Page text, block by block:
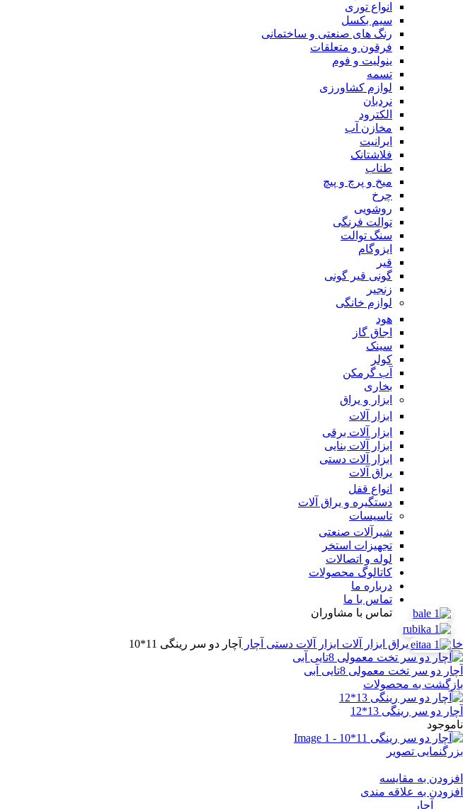
انواع توری
سیم بکسل
رنگ های صنعتی و ساختمانی
فرقون و متعلقات
ینولیت و فوم
تسمه
لوازم کشاورزی
نردبان
الکترود
مخازن آب
ایرانیت
فلاشتانک
طناب
میخ و پرچ و پیچ
چرخ
روشویی
توالت فرنگی
سنگ توالت
ایزوگام
قیر
گونی قیر گونی
زنجیر
لوازم خانگی
هود
اجاق گاز
سینک
کولر
آب گرمکن
بخاری
ابزار و یراق
ابزار آلات
ابزار آلات برقی
ابزار آلات بنایی
ابزار آلات دستی
یراق آلات
انواع قفل
دستگیره و یراق آلات
تاسیسات
شیرآلات صنعتی
تجهیزات استخر
لوله و اتصالات
کاتالوگ محصولات
درباره ما
تماس با ما
تماس با مشاوران
خانه ابزار و یراق ابزار آلات ابزار آلات دستی آچار آچار دو سر رینگی 11*10
آچار دو سر تخت معمولی 8تایی آبی
بازگشت به محصولات
آچار دو سر رینگی 13*12
ناموجود
بزرگنمایی تصویر
افزودن به مقایسه
افزودن به علاقه مندی
آچار